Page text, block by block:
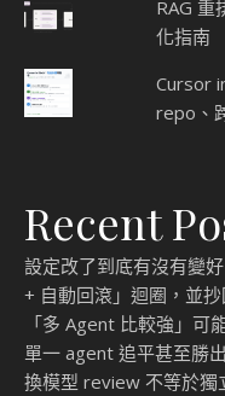
RAG 重
化指南
Cursor
repo、
Recent
設定改了到底有沒有變
+ 自動回滾」迴圈，並
「多 Agent 比較強」可
單一 agent 追平甚至勝出
換模型 review 不等於獨